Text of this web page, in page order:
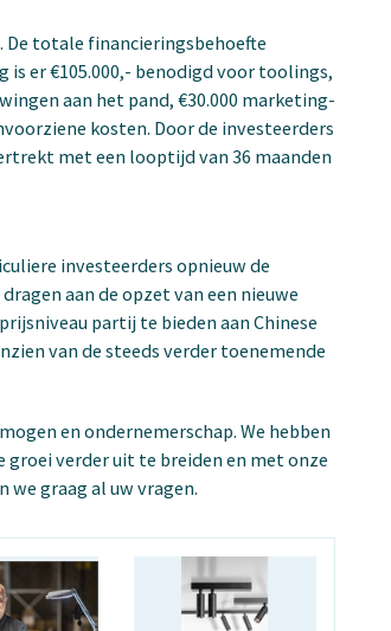
De totale financieringsbehoefte
is er €105.000,- benodigd voor toolings,
aan het pand, €30.000 marketing-
kosten. Door de investeerders
met een looptijd van 36 maanden
investeerders opnieuw de
aan de opzet van een nieuwe
partij te bieden aan Chinese
van de steeds verder toenemende
en ondernemerschap. We hebben
groei verder uit te breiden en met onze
graag al uw vragen.